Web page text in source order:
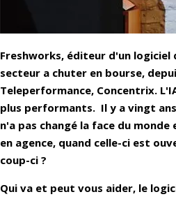
Freshworks, éditeur d'un logiciel
secteur a chuter en bourse,
Teleperformance, Concentrix.
plus performants. Il y a vingt
n'a pas changé la face du
en agence, quand celle-ci est
coup-ci ?
Qui va et peut vous aider, le